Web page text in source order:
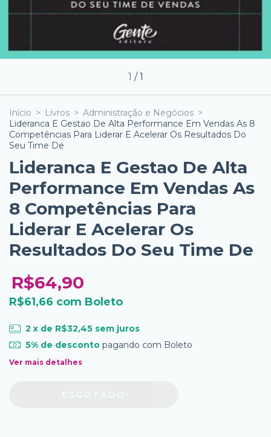
1 /1
Início > Livros > Administração e Negócios >
Lideranca E Gestao De Alta Performance Em Vendas As 8
Competências Para Liderar E Acelerar Os Resultados Do
Seu Time De
Lideranca E Gestao De Alta
Performance Em Vendas As
8 Competências Para
Liderar E Acelerar Os
Resultados Do Seu Time De
R$64,90
R$61,66 com Boleto
2 x de R$32,45 sem juros
5% de descontopagando com Boleto
Ver mais detalhes